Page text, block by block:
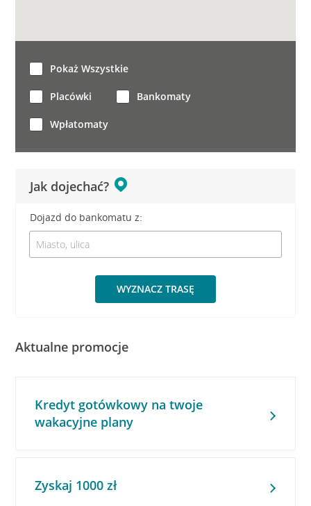
Jak dojechać?
Dojazd do bankomatu z:
WYZNACZ TRASĘ
Pokaż Wszystkie
Placówki Bankomaty
Wpłatomaty
Aktualne promocje
Kredyt gotówkowy na twoje
wakacyjne plany
Zyskaj 1000 zł